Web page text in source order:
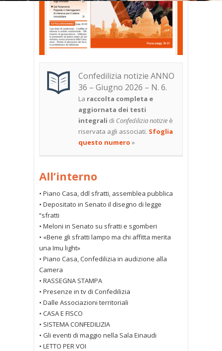
Confedilizia notizie ANNO
36 – Giugno 2026 – N. 6.
La raccolta completa e
aggiornata dei testi
integrali di Confedilizia notizie è
riservata agli associati. Sfoglia
questo numero »
All’interno
• Piano Casa, ddl sfratti, assemblea pubblica
• Depositato in Senato il disegno di legge
“sfratti
• Meloni in Senato su sfratti e sgomberi
• «Bene gli sfratti lampo ma chi affitta merita
una Imu light»
• Piano Casa, Confedilizia in audizione alla
Camera
• RASSEGNA STAMPA
• Presenze in tv di Confedilizia
• Dalle Associazioni territoriali
• CASA E FISCO
• SISTEMA CONFEDILIZIA
• Gli eventi di maggio nella Sala Einaudi
• LETTO PER VOI